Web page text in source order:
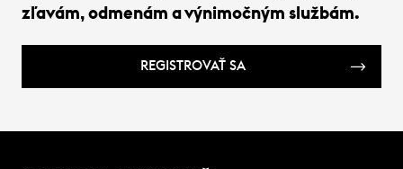
zľavám, odmenám a výnimočným službám.
REGISTROVAŤ SA